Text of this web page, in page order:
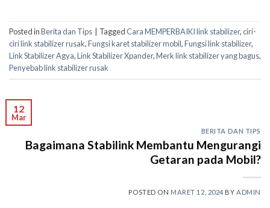
Posted inBerita dan Tips TaggedCara MEMPERBAIKI link stabilizer,ciri-
ciri link stabilizer rusak,Fungsi karet stabilizer mobil,Fungsi link stabilizer,
Link Stabilizer Agya,Link Stabilizer Xpander,Merk link stabilizer yang bagus,
Penyebab link stabilizer rusak
12
Mar
BERITA DAN TIPS
Bagaimana Stabilink Membantu Mengurangi
Getaran pada Mobil?
POSTED ON MARET 12, 2024 BY ADMIN